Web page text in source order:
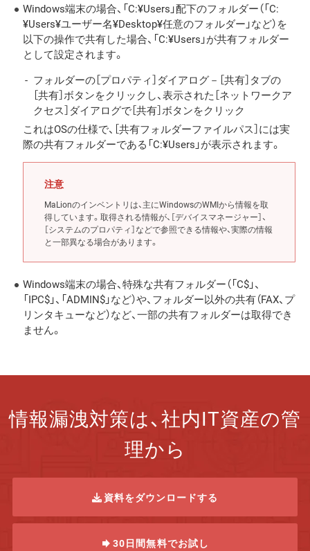
Windows端末の場合、「C:¥Users」配下のフォルダー（「C:
¥Users¥ユーザー名¥Desktop¥任意のフォルダー」など）を
以下の操作で共有した場合、「C:¥Users」が共有フォルダー
として設定されます。
フォルダーの［プロパティ］ダイアログ－［共有］タブの
［共有］ボタンをクリックし、表示された［ネットワークア
クセス］ダイアログで［共有］ボタンをクリック
これはOSの仕様で、［共有フォルダーファイルパス］には実
際の共有フォルダーである「C:¥Users」が表示されます。
注意
MaLionのインベントリは、主にWindowsのWMIから情報を取
得しています。取得される情報が、［デバイスマネージャー］、
［システムのプロパティ］などで参照できる情報や、実際の情報
と一部異なる場合があります。
Windows端末の場合、特殊な共有フォルダー（「C$」、
「IPC$」、「ADMIN$」など）や、フォルダー以外の共有（FAX、プ
リンタキューなど）など、一部の共有フォルダーは取得でき
ません。
情報漏洩対策は、社内IT資産の管
理から
資料をダウンロードする
30日間無料でお試し